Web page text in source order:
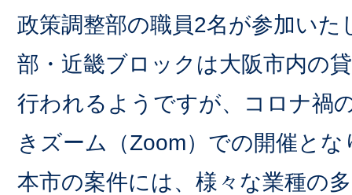
政策調整部の職員2名が参加いた
部・近畿ブロックは大阪市内の
行われるようですが、コロナ禍
きズーム（Zoom）での開催とな
本市の案件には、様々な業種の